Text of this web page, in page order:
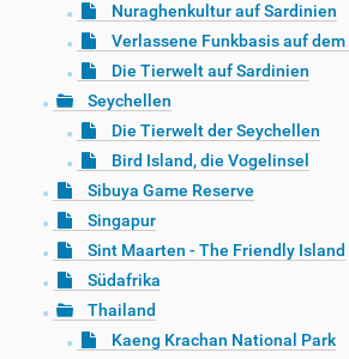
Nuraghenkultur auf Sardinien
Verlassene Funkbasis auf
Die Tierwelt auf Sardinien
Seychellen
Die Tierwelt der Seychellen
Bird Island, die Vogelinsel
Sibuya Game Reserve
Singapur
Sint Maarten - The Friendly Island
Südafrika
Thailand
Kaeng Krachan National Park